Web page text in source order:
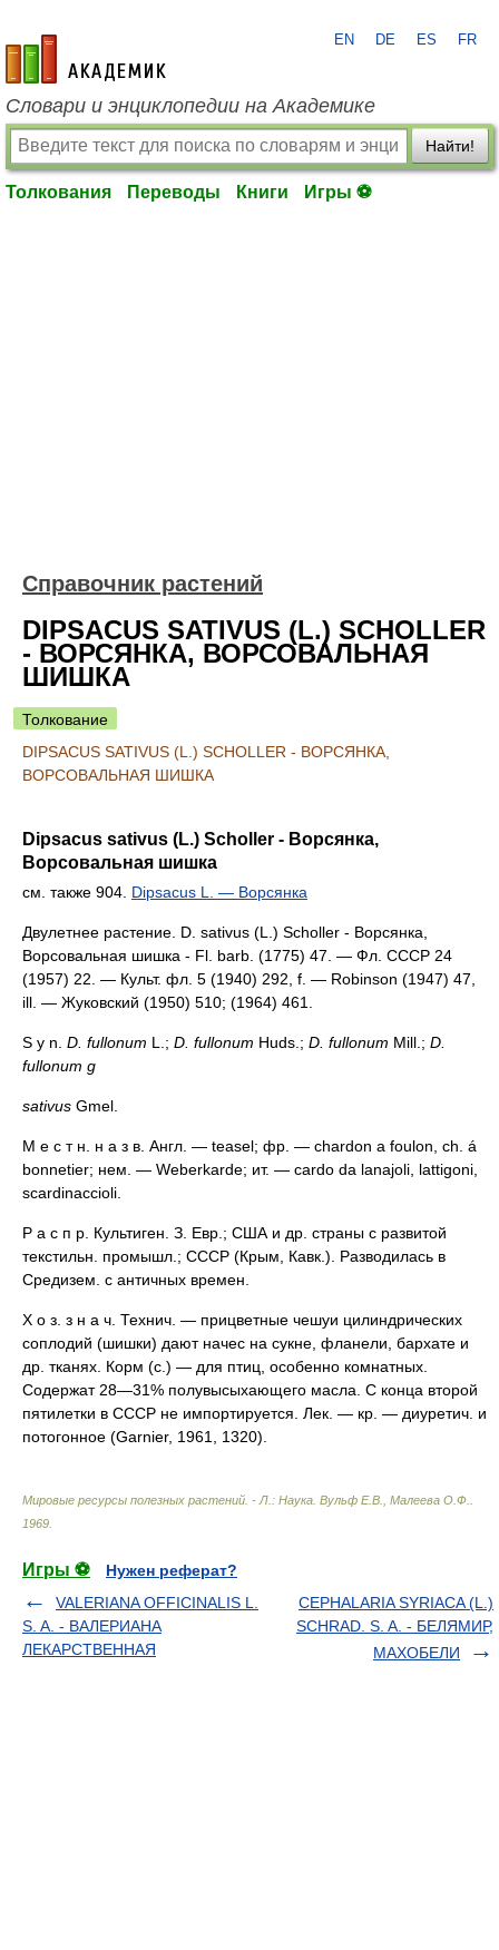
academic.ru
EN DE ES FR
Словари и энциклопедии на Академике
Найти!
Толкования Переводы Книги Игры ⚽
Справочник растений
DIPSACUS SATIVUS (L.) SCHOLLER
- ВОРСЯНКА, ВОРСОВАЛЬНАЯ
ШИШКА
Толкование
DIPSACUS SATIVUS (L.) SCHOLLER - ВОРСЯНКА,
ВОРСОВАЛЬНАЯ ШИШКА
Dipsacus sativus (L.) Scholler - Ворсянка,
Ворсовальная шишка
см. также 904. Dipsacus L. — Ворсянка
Двулетнее растение. D. sativus (L.) Scholler - Ворсянка,
Ворсовальная шишка - Fl. barb. (1775) 47. — Фл. СССР 24
(1957) 22. — Культ. фл. 5 (1940) 292, f. — Robinson (1947) 47,
ill. — Жуковский (1950) 510; (1964) 461.
S у n. D. fullonum L.; D. fullonum Huds.; D. fullonum Mill.; D.
fullonum g
sativus Gmel.
М е с т н. н а з в. Англ. — teasel; фр. — chardon a foulon, ch. á
bonnetier; нем. — Weberkarde; ит. — cardo da lanajoli, lattigoni,
scardinaccioli.
Р а с п р. Культиген. З. Евр.; США и др. страны с развитой
текстильн. промышл.; СССР (Крым, Кавк.). Разводилась в
Средизем. с античных времен.
Х о з. з н а ч. Технич. — прицветные чешуи цилиндрических
соплодий (шишки) дают начес на сукне, фланели, бархате и
др. тканях. Корм (с.) — для птиц, особенно комнатных.
Содержат 28—31% полувысыхающего масла. С конца второй
пятилетки в СССР не импортируется. Лек. — кр. — диуретич. и
потогонное (Garnier, 1961, 1320).
Мировые ресурсы полезных растений. - Л.: Наука Вульф Е.В., Малеева О.Ф.
1969
Игры ⚽
Нужен реферат?
VALERIANA OFFICINALIS L.
S. A. - ВАЛЕРИАНА
ЛЕКАРСТВЕННАЯ
CEPHALARIA SYRIACA (L.)
SCHRAD. S. A. - БЕЛЯМИР,
МАХОБЕЛИ